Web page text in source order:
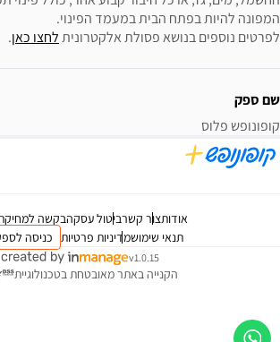
לפרטים נוספים בנושא פסולת אלקטרונית לחצו כאן.
שם ספק
קופונופש פלוס
אודותצור קשרביטול עסקהבקשה
תנאי שימושמדיניות פרטיות כניסה
v1.0.15
הקנייה באתר מאובטחת בטכנולוגיית